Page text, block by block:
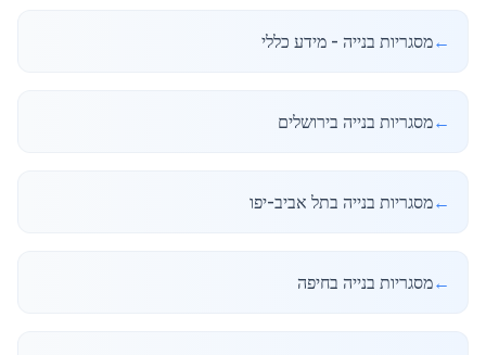
←מסגריות בנייה - מידע כללי
←מסגריות בנייה בירושלים
←מסגריות בנייה בתל אביב-יפו
←מסגריות בנייה בחיפה